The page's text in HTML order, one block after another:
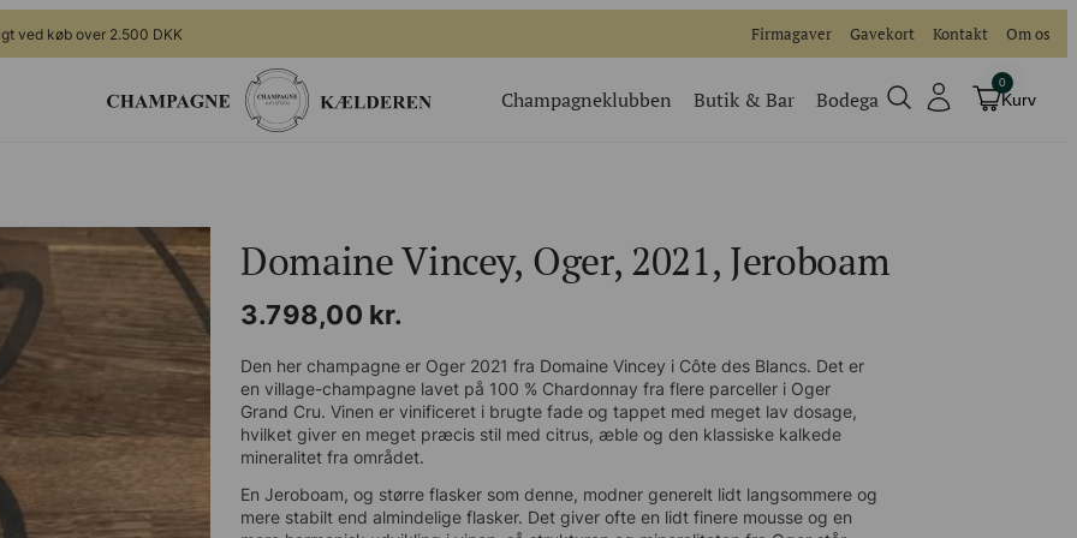
ved køb over 2.500 DKK Firmagaver Gavekort Kontakt Om os
Champagnesmagning for 2
Bingo Banko Champagne for 2
Valgfrit beløb til bar/butik
nye generation Økologisk Køb billet
Champagneklubben Butik & Bar Bodega
0
Kurv
Domaine Vincey, Oger, 2021, Jeroboam
3.798,00 kr.
Den her champagne er Oger 2021 fra Domaine Vincey i Côte des Blancs. Det er
en village-champagne lavet på 100 % Chardonnay fra flere parceller i Oger
Grand Cru. Vinen er vinificeret i brugte fade og tappet med meget lav dosage,
hvilket giver en meget præcis stil med citrus, æble og den klassiske kalkede
mineralitet fra området.
En Jeroboam, og større flasker som denne, modner generelt lidt langsommere og
mere stabilt end almindelige flasker. Det giver ofte en lidt finere mousse og en